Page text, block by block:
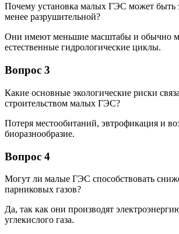
Почему установка малых ГЭС может быть
менее разрушительной?
Они имеют меньшие масштабы и обычно
естественные гидрологические циклы.
Вопрос 3
Какие основные экологические риски
строительством малых ГЭС?
Потеря местообитаний, эвтрофикация и
биоразнообразие.
Вопрос 4
Могут ли малые ГЭС способствовать
парниковых газов?
Да, так как они производят
углекислого газа.